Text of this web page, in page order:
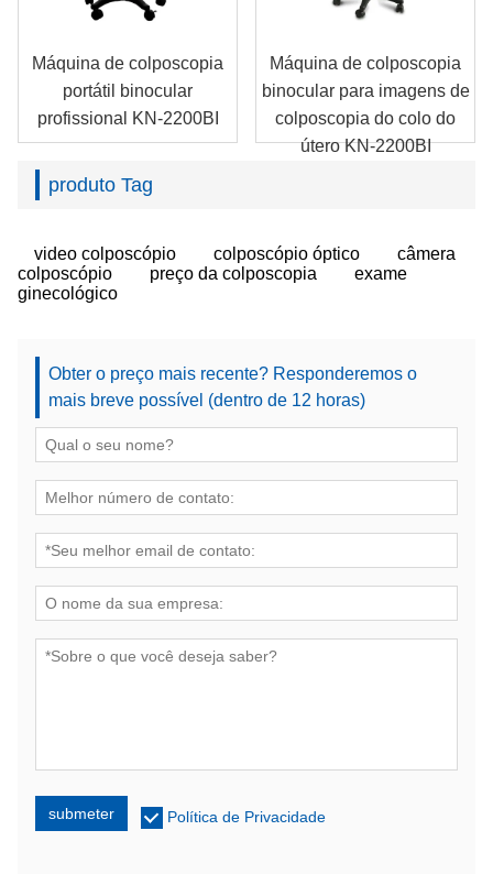
Máquina de colposcopia
portátil binocular
profissional KN-2200BI
Máquina de colposcopia
binocular para imagens de
colposcopia do colo do
útero KN-2200BI
produto Tag
video colposcópio colposcópio óptico
câmera
colposcópio
preço da colposcopia
exame
ginecológico
Obter o preço mais recente? Responderemos o
mais breve possível (dentro de 12 horas)
submeter Política de Privacidade